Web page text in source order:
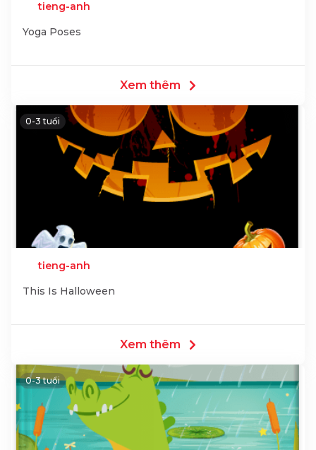
tieng-anh
Yoga Poses
Xem thêm
0-3 tuổi
tieng-anh
This Is Halloween
Xem thêm
0-3 tuổi